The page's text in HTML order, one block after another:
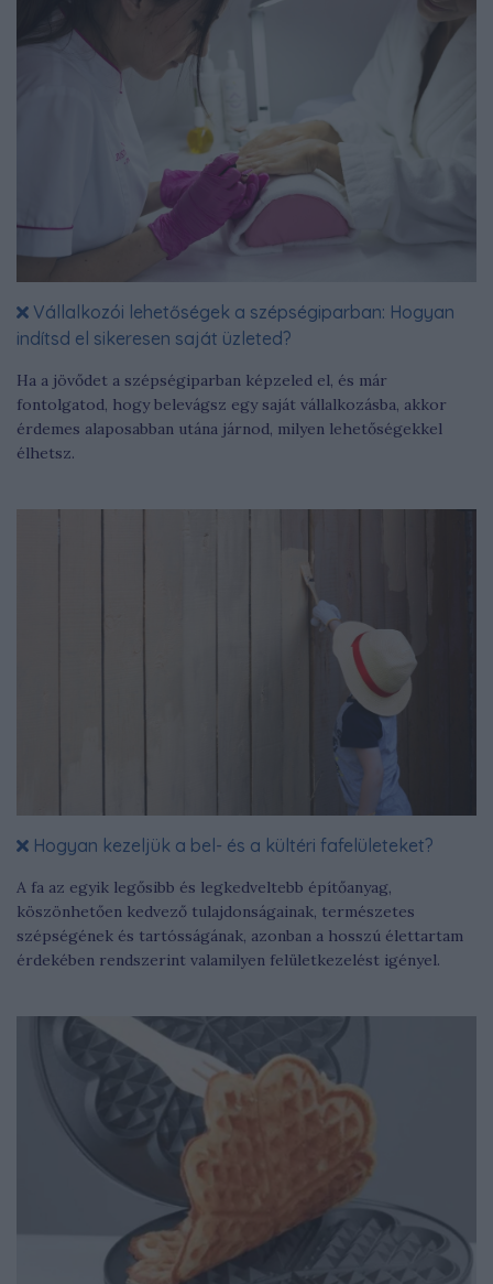
Vállalkozói lehetőségek a szépségiparban: Hogyan
indítsd el sikeresen saját üzleted?
Ha a jövődet a szépségiparban képzeled el, és már
fontolgatod, hogy belevágsz egy saját vállalkozásba, akkor
érdemes alaposabban utána járnod, milyen lehetőségekkel
élhetsz.
Hogyan kezeljük a bel- és a kültéri fafelületeket?
A fa az egyik legősibb és legkedveltebb építőanyag,
köszönhetően kedvező tulajdonságainak, természetes
szépségének és tartósságának, azonban a hosszú élettartam
érdekében rendszerint valamilyen felületkezelést igényel.